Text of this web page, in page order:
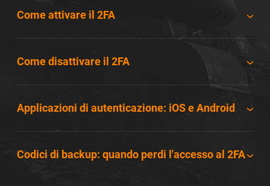
Come attivare il 2FA
Come disattivare il 2FA
Applicazioni di autenticazione: iOS e Android
Codici di backup: quando perdi l'accesso al 2FA